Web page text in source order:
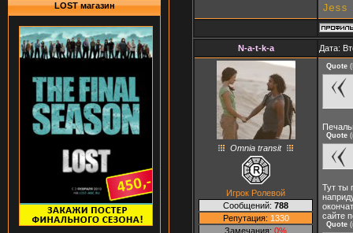
LOST магазин
N-a-t-k-a Дата:
Omnia transit
Игрок Ролевой
Сообщений: 788
Репутация: 1330
Замечания: 0%
Quote (
Quote (
Тут ты
сайте
Quote (